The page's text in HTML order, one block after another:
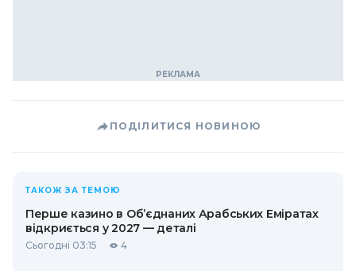
ПОДІЛИТИСЯ НОВИНОЮ
ТАКОЖ ЗА ТЕМОЮ
Перше казино в Об’єднаних Арабських Еміратах
відкриється у 2027 — деталі
Сьогодні 03:15 4